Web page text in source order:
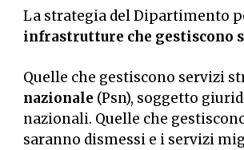
La strategia del Dipartimento
infrastrutture che gestiscono
Quelle che gestiscono servizi
nazionale (Psn), soggetto
nazionali. Quelle che
saranno dismessi e i servizi